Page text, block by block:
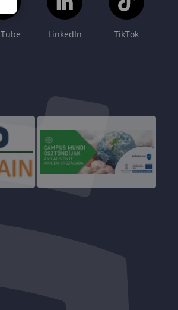
LinkedIn TikTok